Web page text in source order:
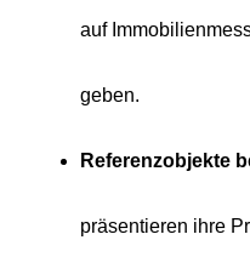
auf
geben.
Referenzobjekte
präsentieren ihre